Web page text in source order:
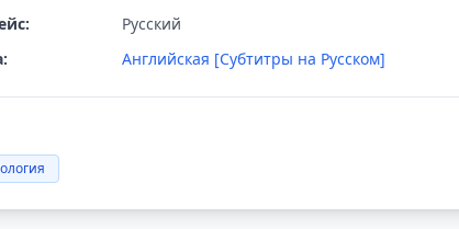
Русский
Английская [Субтитры на Русском]